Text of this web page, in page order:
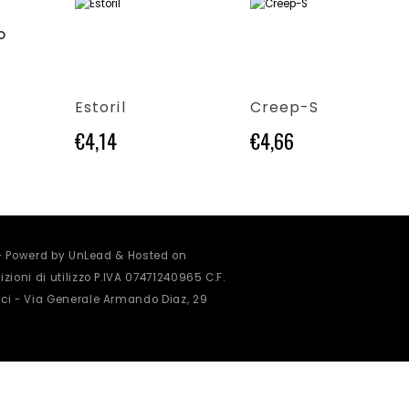
Questo prodotto ha più varianti. Le opzioni possono essere scelte nella pagina del prodotto
Estoril
€4,14
Questo prodotto ha più varianti. Le opzioni possono essere scelte nella pagina del prodotto
Creep-S
€4,66
by UnLead & Hosted on
di utilizzo P.IVA 07471240965 C.F.
- Via Generale Armando Diaz, 29